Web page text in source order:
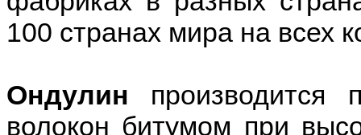
100 странах мира на всех
Ондулин производится
волокон битумом при